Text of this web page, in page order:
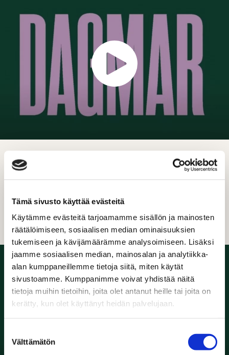
Tämä sivusto käyttää evästeitä
Käytämme evästeitä tarjoamamme sisällön ja mainosten
räätälöimiseen, sosiaalisen median ominaisuuksien
tukemiseen ja kävijämäärämme analysoimiseen. Lisäksi
jaamme sosiaalisen median, mainosalan ja analytiikka-
alan kumppaneillemme tietoja siitä, miten käytät
sivustoamme. Kumppanimme voivat yhdistää näitä
tietoja muihin tietoihin, joita olet antanut heille tai joita on
kerätty, kun olet käyttänyt heidän palvelujaan.
valinta
Välttämätön
VUODEN BRÄNDI 2021 YLE JA
MUUTOSHERKKYYDEN SALAISUUS:
Q&A BRÄNDINRAKENTAJILLE